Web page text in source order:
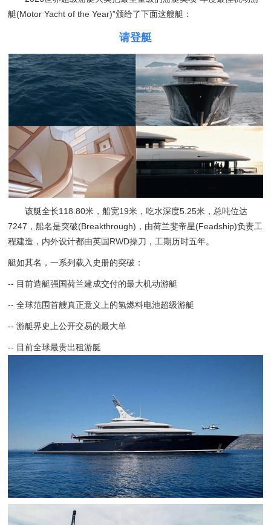
艇(Motor Yacht of the Year)”颁给了下面这艘艇：
请登艇
该艇全长118.80米，船宽19米，吃水深度5.25米，总吨位达
7247，船名是突破(Breakthrough)，由荷兰斐帝星(Feadship)负责工
程建造，内外设计都由英国RWD操刀，工期历时五年。
艇如其名，一系列载入史册的突破：
-- 目前造艇强国荷兰建成交付的最大机动游艇
-- 全球范围首艘真正意义上的氢燃料电池超级游艇
-- 游艇界史上公开交易的最大单
-- 目前全球最贵出租游艇